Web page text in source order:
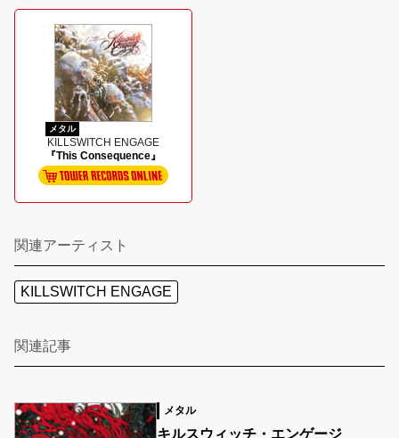
メタル
KILLSWITCH ENGAGE
『This Consequence』
関連アーティスト
KILLSWITCH ENGAGE
関連記事
メタル
キルスウィッチ・エンゲージ